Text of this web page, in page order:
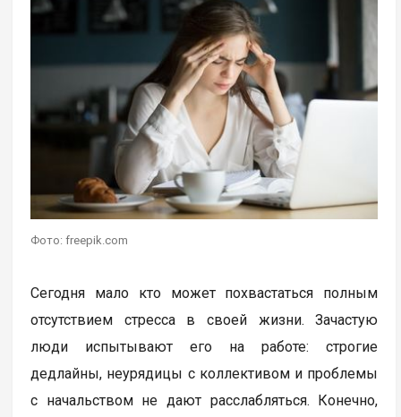
Фото: freepik.com
Сегодня мало кто может похвастаться полным
отсутствием стресса в своей жизни. Зачастую
люди испытывают его на работе: строгие
дедлайны, неурядицы с коллективом и проблемы
с начальством не дают расслабляться. Конечно,